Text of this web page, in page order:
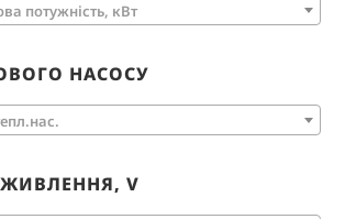
потужність, кВт
НАСОСУ
V